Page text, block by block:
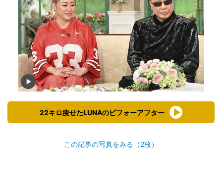
22キロ痩せたLUNAのビフォーアフター
この記事の写真をみる（2枚）